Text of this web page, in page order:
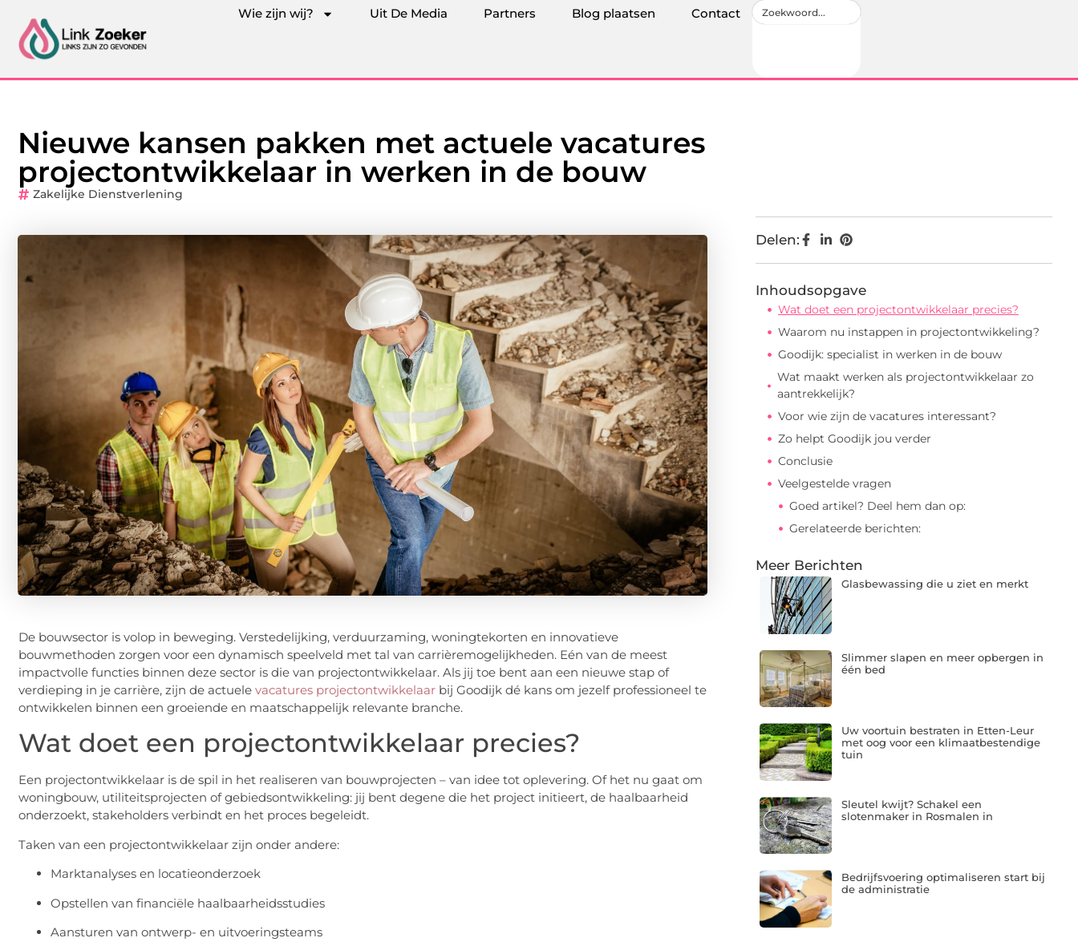
Wie zijn wij? Uit De Media Partners Blog plaatsen Contact
Nieuwe kansen pakken met actuele vacatures
projectontwikkelaar in werken in de bouw
Zakelijke Dienstverlening
De bouwsector is volop in beweging. Verstedelijking, verduurzaming, woningtekorten en innovatieve
bouwmethoden zorgen voor een dynamisch speelveld met tal van carrièremogelijkheden. Eén van de meest
impactvolle functies binnen deze sector is die van projectontwikkelaar. Als jij toe bent aan een nieuwe stap of
verdieping in je carrière, zijn de actuele vacatures projectontwikkelaar bij Goodijk dé kans om jezelf professioneel te
ontwikkelen binnen een groeiende en maatschappelijk relevante branche.
Wat doet een projectontwikkelaar precies?
Een projectontwikkelaar is de spil in het realiseren van bouwprojecten – van idee tot oplevering. Of het nu gaat om
woningbouw, utiliteitsprojecten of gebiedsontwikkeling: jij bent degene die het project initieert, de haalbaarheid
onderzoekt, stakeholders verbindt en het proces begeleidt.
Taken van een projectontwikkelaar zijn onder andere:
Marktanalyses en locatieonderzoek
Opstellen van financiële haalbaarheidsstudies
Aansturen van ontwerp- en uitvoeringsteams
Delen:
Inhoudsopgave
Wat doet een projectontwikkelaar precies?
Waarom nu instappen in projectontwikkeling?
Goodijk: specialist in werken in de bouw
Wat maakt werken als projectontwikkelaar zo
aantrekkelijk?
Voor wie zijn de vacatures interessant?
Zo helpt Goodijk jou verder
Conclusie
Veelgestelde vragen
Goed artikel? Deel hem dan op:
Gerelateerde berichten:
Meer Berichten
Glasbewassing die u ziet en merkt
Slimmer slapen en meer opbergen in
één bed
Uw voortuin bestraten in Etten-Leur
met oog voor een klimaatbestendige
tuin
Sleutel kwijt? Schakel een
slotenmaker in Rosmalen in
Bedrijfsvoering optimaliseren start bij
de administratie